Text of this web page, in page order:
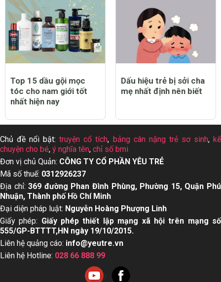
Top 15 dầu gội mọc
tóc cho nam giới tốt
nhất hiện nay
Dấu hiệu trẻ bị sởi cha
mẹ nhất định nên biết
Chủ đề nổi bật:truyện cổ tích, bảng cân nặng trẻ sơ sinh, kể
chuyện cho bé, ý nghĩa tên, chỉ số bmi
Đơn vị chủ Quản: CÔNG TY CỔ PHẦN YÊU TRẺ
Mã số thuế: 0312926237
Địa chỉ:369 đường Phan Đình Phùng, Phường 15, Quận Phú
Nhuận, Thành phố Hồ Chí Minh
Đại diện pháp luật: Nguyễn Hoàng Phượng Linh
Giấy phép: Giấy phép thiết lập mạng xã hội trên mạng số
555/GP-BTTTT,HN ngày 19/10/2015.
Liên hệ quảng cáo: info@yeutre.vn
Liên hệ Hotline: 028 66 888 99